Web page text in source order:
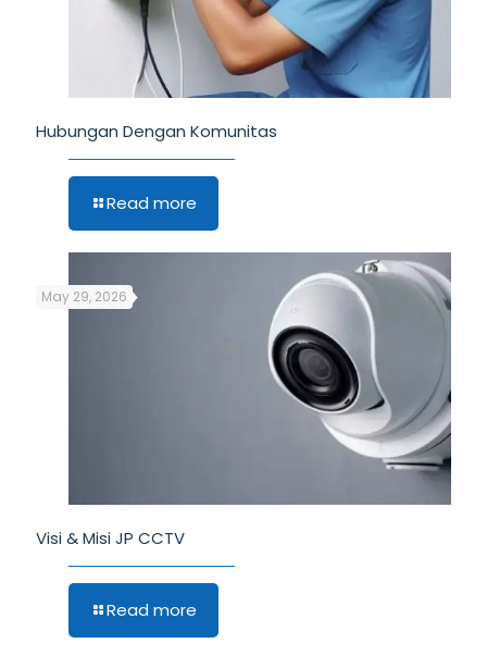
Hubungan Dengan Komunitas
Read more
May 29, 2026
Visi & Misi JP CCTV
Read more